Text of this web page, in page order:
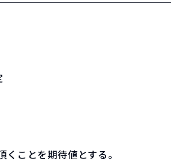
ことを期待値とする。